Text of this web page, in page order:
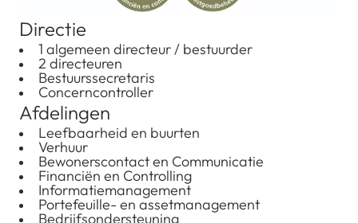
Directie
1 algemeen directeur / bestuurder
2 directeuren
Bestuurssecretaris
Concerncontroller
Afdelingen
Leefbaarheid en buurten
Verhuur
Bewonerscontact en Communicatie
Financiën en Controlling
Informatiemanagement
Portefeuille- en assetmanagement
Bedrijfsondersteuning